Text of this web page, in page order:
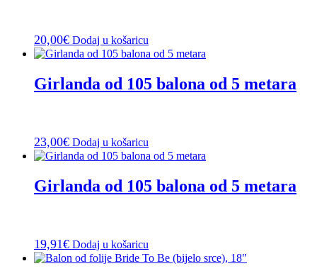
20,00€ Dodaj u košaricu
Girlanda od 105 balona od 5 metara
23,00€ Dodaj u košaricu
Girlanda od 105 balona od 5 metara
19,91€ Dodaj u košaricu